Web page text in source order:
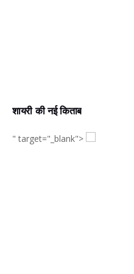
शायरी की नई किताब
" target="_blank">